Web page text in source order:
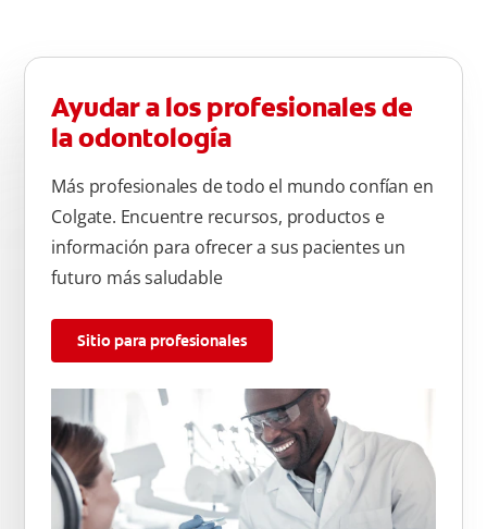
Ayudar a los profesionales de
la odontología
Más profesionales de todo el mundo confían en
Colgate. Encuentre recursos, productos e
información para ofrecer a sus pacientes un
futuro más saludable
Sitio para profesionales